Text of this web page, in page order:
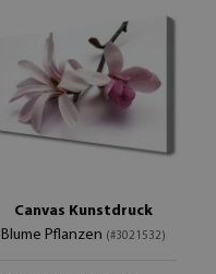
Canvas Kunstdruck
Blume Pflanzen (#3021532)